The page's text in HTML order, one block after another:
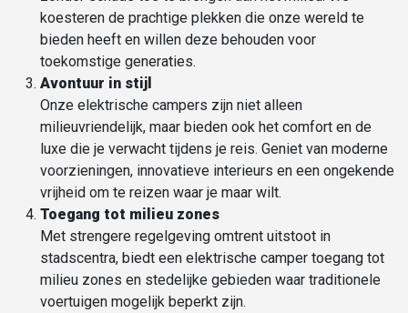
koesteren de prachtige plekken die onze wereld te
bieden heeft en willen deze behouden voor
toekomstige generaties.
Avontuur in stijl
Onze elektrische campers zijn niet alleen
milieuvriendelijk, maar bieden ook het comfort en de
luxe die je verwacht tijdens je reis. Geniet van moderne
voorzieningen, innovatieve interieurs en een ongekende
vrijheid om te reizen waar je maar wilt.
Toegang tot milieu zones
Met strengere regelgeving omtrent uitstoot in
stadscentra, biedt een elektrische camper toegang tot
milieu zones en stedelijke gebieden waar traditionele
voertuigen mogelijk beperkt zijn.